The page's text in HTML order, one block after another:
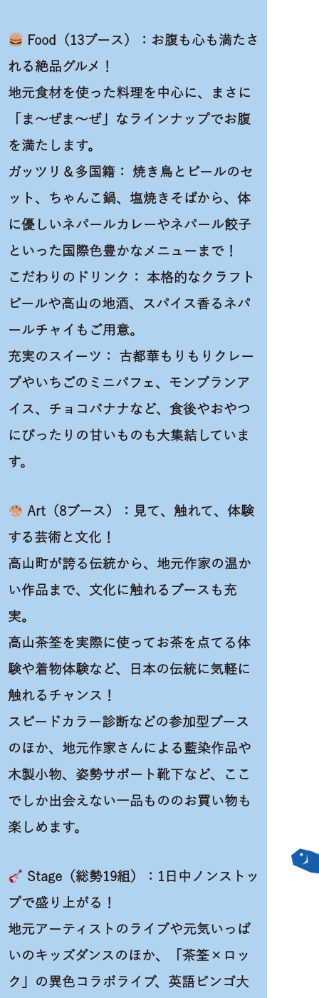
Food（13ブース）：お腹も心も満たさ
れる絶品グルメ！
地元食材を使った料理を中心に、まさに
「ま〜ぜま〜ぜ」なラインナップでお腹
を満たします。
ガッツリ＆多国籍： 焼き鳥とビールのセ
ット、ちゃんこ鍋、塩焼きそばから、体
に優しいネパールカレーやネパール餃子
といった国際色豊かなメニューまで！
こだわりのドリンク： 本格的なクラフト
ビールや高山の地酒、スパイス香るネパ
ールチャイもご用意。
充実のスイーツ： 古都華もりもりクレー
プやいちごのミニパフェ、モンブランア
イス、チョコバナナなど、食後やおやつ
にぴったりの甘いものも大集結していま
す。
Art（8ブース）：見て、触れて、体験
する芸術と文化！
高山町が誇る伝統から、地元作家の温か
い作品まで、文化に触れるブースも充
実。
高山茶筌を実際に使ってお茶を点てる体
験や着物体験など、日本の伝統に気軽に
触れるチャンス！
スピードカラー診断などの参加型ブース
のほか、地元作家さんによる藍染作品や
木製小物、姿勢サポート靴下など、ここ
でしか出会えない一品もののお買い物も
楽しめます。
Stage（総勢19組）：1日中ノンストッ
プで盛り上がる！
地元アーティストのライブや元気いっぱ
いのキッズダンスのほか、「茶筌×ロッ
ク」の異色コラボライブ、英語ビンゴ大